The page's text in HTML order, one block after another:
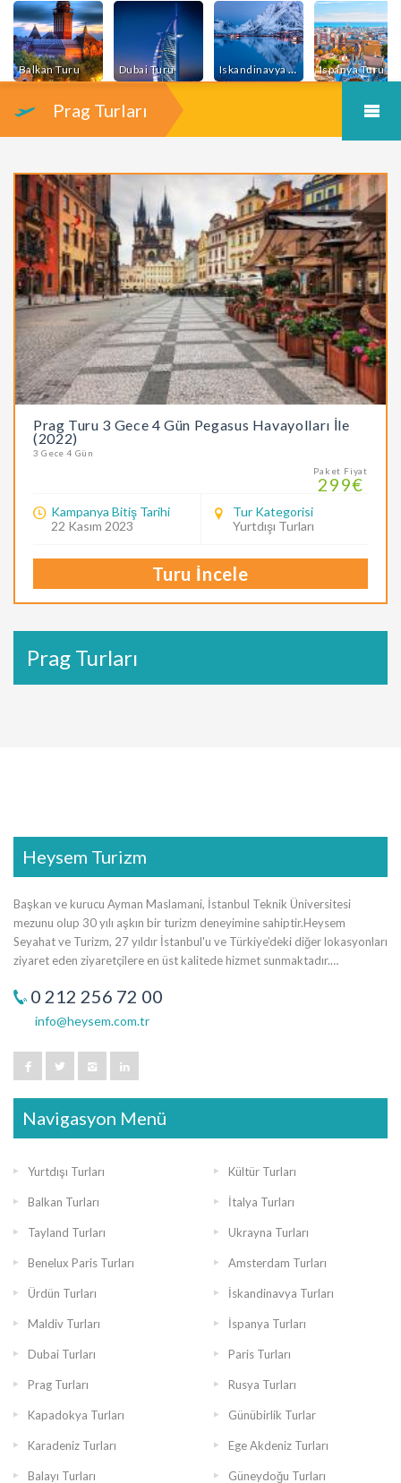
Balkan Turu Dubai Turu Iskandinavya Turu Ispanya Turu
Prag Turları
Prag Turu 3 Gece 4 Gün Pegasus Havayolları İle
(2022)
3 Gece 4 Gün
Paket Fiyat
299€
Kampanya Bitiş Tarihi
22 Kasım 2023
Tur Kategorisi
Yurtdışı Turları
Turu İncele
Prag Turları
Heysem Turizm
Başkan ve kurucu Ayman Maslamani, İstanbul Teknik Üniversitesi
mezunu olup 30 yılı aşkın bir turizm deneyimine sahiptir.Heysem
Seyahat ve Turizm, 27 yıldır İstanbul'u ve Türkiye’deki diğer lokasyonları
ziyaret eden ziyaretçilere en üst kalitede hizmet sunmaktadır.…
0 212 256 72 00
info@heysem.com.tr
Navigasyon Menü
Yurtdışı Turları Kültür Turları
Balkan Turları İtalya Turları
Tayland Turları Ukrayna Turları
Benelux Paris Turları Amsterdam Turları
Ürdün Turları İskandinavya Turları
Maldiv Turları İspanya Turları
Dubai Turları Paris Turları
Prag Turları Rusya Turları
Kapadokya Turları Günübirlik Turlar
Karadeniz Turları Ege Akdeniz Turları
Balayı Turları Güneydoğu Turları